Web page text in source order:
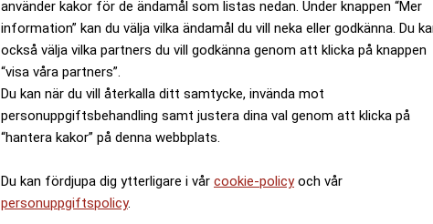
använder kakor för de ändamål som listas nedan. Under knappen “Mer
information” kan du välja vilka ändamål du vill neka eller godkänna. Du
också välja vilka partners du vill godkänna genom att klicka på knappen
“visa våra partners”.
Du kan när du vill återkalla ditt samtycke, invända mot
personuppgiftsbehandling samt justera dina val genom att klicka på
“hantera kakor” på denna webbplats.
Du kan fördjupa dig ytterligare i vår cookie-policyoch vår
personuppgiftspolicy.